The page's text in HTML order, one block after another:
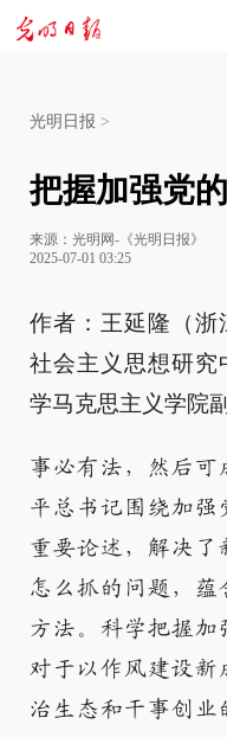
光明日报 >
把握加强党
来源： 光明网-《光明日报》
2025-07-01 03:25
作者：王延隆（浙
社会主义思想研究
学马克思主义学院
事必有法，然后可
平总书记围绕加强
重要论述，解决了
怎么抓的问题，蕴
方法。科学把握加
对于以作风建设新
治生态和干事创业